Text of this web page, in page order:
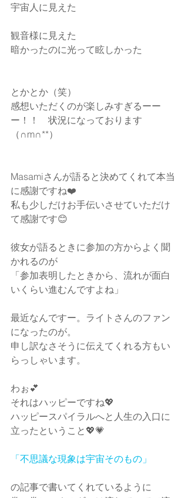
宇宙人に見えた
観音様に見えた
暗かったのに光って眩しかった
とかとか（笑）
感想いただくのが楽しみすぎるーー
ー！！　状況になっております
（∩m∩**）
Masamiさんが語ると決めてくれて本当
に感謝ですね❤️
私も少しだけお手伝いさせていただけ
て感謝です😊
彼女が語るときに参加の方からよく聞
かれるのが
「参加表明したときから、流れが面白
いくらい進むんですよね」
最近なんですー。ライトさんのファン
になったのが。
申し訳なさそうに伝えてくれる方もい
らっしゃいます。
わぉ💕
それはハッピーですね💖
ハッピースパイラルへと人生の入口に
立ったということ💖💗
「不思議な現象は宇宙そのもの」
の記事で書いてくれているように